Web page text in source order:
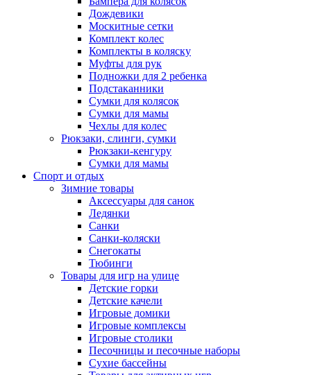
Дождевики
Москитные сетки
Комплект колес
Комплекты в коляску
Муфты для рук
Подножки для 2 ребенка
Подстаканники
Сумки для колясок
Сумки для мамы
Чехлы для колес
Рюкзаки, слинги, сумки
Рюкзаки-кенгуру
Сумки для мамы
Спорт и отдых
Зимние товары
Аксессуары для санок
Ледянки
Санки
Санки-коляски
Снегокаты
Тюбинги
Товары для игр на улице
Детские горки
Детские качели
Игровые домики
Игровые комплексы
Игровые столики
Песочницы и песочные наборы
Сухие бассейны